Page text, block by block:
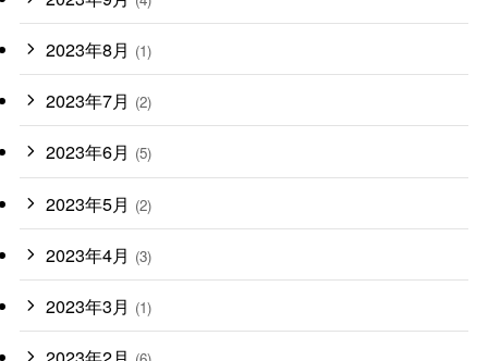
2023年8月 (1)
2023年7月 (2)
2023年6月 (5)
2023年5月 (2)
2023年4月 (3)
2023年3月 (1)